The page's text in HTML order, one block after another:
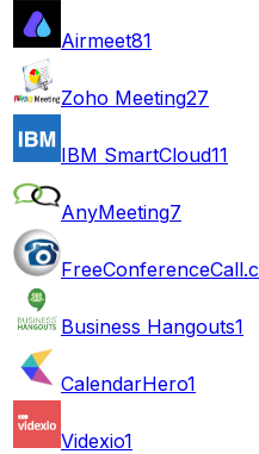
Airmeet81
Zoho Meeting27
IBM SmartCloud11
AnyMeeting7
Business Hangouts1
CalendarHero1
Videxio1